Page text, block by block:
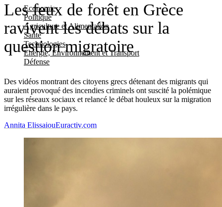
Economie
Politique
Agriculture et Alimentation
Santé
Technologies
Energie, Environnement et Transport
Défense
Les feux de forêt en Grèce
ravivent les débats sur la
question migratoire
Des vidéos montrant des citoyens grecs détenant des migrants qui
auraient provoqué des incendies criminels ont suscité la polémique
sur les réseaux sociaux et relancé le débat houleux sur la migration
irrégulière dans le pays.
Annita ElissaiouEuractiv.com